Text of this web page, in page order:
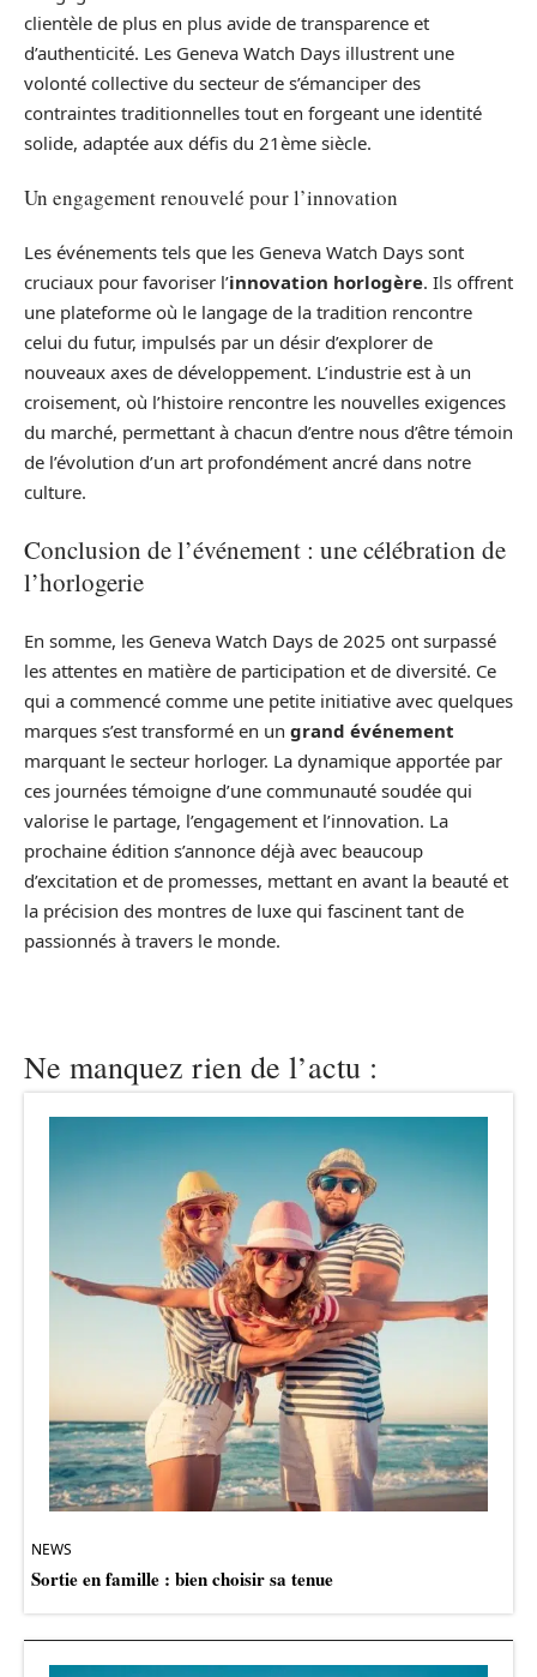
clientèle de plus en plus avide de transparence et
d’authenticité. Les Geneva Watch Days illustrent une
volonté collective du secteur de s’émanciper des
contraintes traditionnelles tout en forgeant une identité
solide, adaptée aux défis du 21ème siècle.
Un engagement renouvelé pour l’innovation
Les événements tels que les Geneva Watch Days sont
cruciaux pour favoriser l’innovation horlogère. Ils offrent
une plateforme où le langage de la tradition rencontre
celui du futur, impulsés par un désir d’explorer de
nouveaux axes de développement. L’industrie est à un
croisement, où l’histoire rencontre les nouvelles exigences
du marché, permettant à chacun d’entre nous d’être témoin
de l’évolution d’un art profondément ancré dans notre
culture.
Conclusion de l’événement : une célébration de
l’horlogerie
En somme, les Geneva Watch Days de 2025 ont surpassé
les attentes en matière de participation et de diversité. Ce
qui a commencé comme une petite initiative avec quelques
marques s’est transformé en un grand événement
marquant le secteur horloger. La dynamique apportée par
ces journées témoigne d’une communauté soudée qui
valorise le partage, l’engagement et l’innovation. La
prochaine édition s’annonce déjà avec beaucoup
d’excitation et de promesses, mettant en avant la beauté et
la précision des montres de luxe qui fascinent tant de
passionnés à travers le monde.
Ne manquez rien de l’actu :
NEWS
Sortie en famille : bien choisir sa tenue